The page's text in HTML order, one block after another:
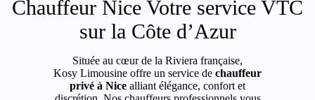
Chauffeur Nice Votre service VTC
sur la Côte d’Azur
Située au cœur de la Riviera française,
Kosy Limousine offre un service de chauffeur
privé à Nice alliant élégance, confort et